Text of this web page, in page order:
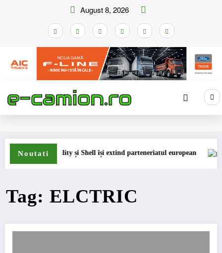
August 8, 2026
Home ELCTRIC
Noutati
insolvență
DKV Mobility și Shell își extind parteneriatul european
Tag: ELCTRIC